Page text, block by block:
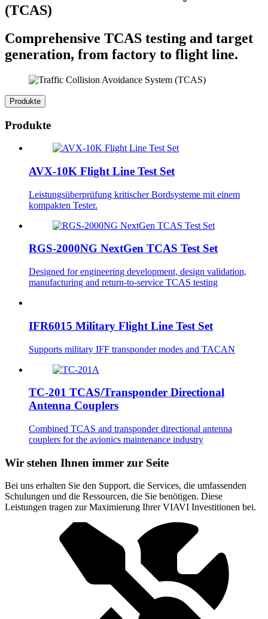
(TCAS)
Comprehensive TCAS testing and target
generation, from factory to flight line.
Produkte
Produkte
AVX-10K Flight Line Test Set
Leistungsüberprüfung kritischer Bordsysteme mit einem
kompakten Tester.
RGS-2000NG NextGen TCAS Test Set
Designed for engineering development, design validation,
manufacturing and return-to-service TCAS testing
IFR6015 Military Flight Line Test Set
Supports military IFF transponder modes and TACAN
TC-201 TCAS/Transponder Directional
Antenna Couplers
Combined TCAS and transponder directional antenna
couplers for the avionics maintenance industry
Wir stehen Ihnen immer zur Seite
Bei uns erhalten Sie den Support, die Services, die umfassenden
Schulungen und die Ressourcen, die Sie benötigen. Diese
Leistungen tragen zur Maximierung Ihrer VIAVI Investitionen bei.